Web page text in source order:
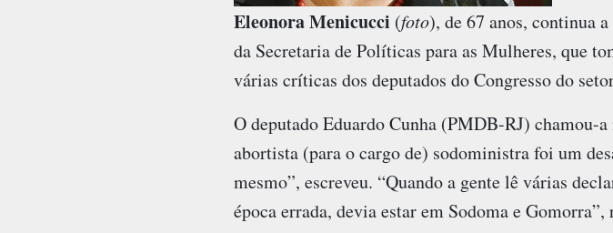
Eleonora Menicucci (foto), de 67 anos, continua
da Secretaria de Políticas para as Mulheres, que
várias críticas dos deputados do Congresso do
O deputado Eduardo Cunha (PMDB-RJ) chamou-
abortista (para o cargo de) sodoministra foi um
mesmo”, escreveu. “Quando a gente lê várias
época errada, devia estar em Sodoma e